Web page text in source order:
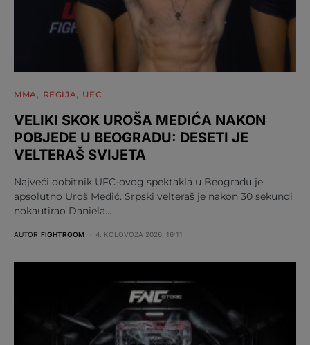
MMA REGIJA UFC
VELIKI SKOK UROŠA MEDIĆA NAKON
POBJEDE U BEOGRADU: DESETI JE
VELTERAŠ SVIJETA
Najveći dobitnik UFC-ovog spektakla u Beogradu je
apsolutno Uroš Medić. Srpski velteraš je nakon 30 sekundi
nokautirao Daniela…
AUTOR FIGHTROOM 4. KOLOVOZA 2026. 16:11